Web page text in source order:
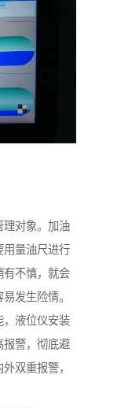
理对象。加油
用量油尺进行
有不慎，就会
发生险情。
，液位仪安装
报警，彻底避
双重报警，